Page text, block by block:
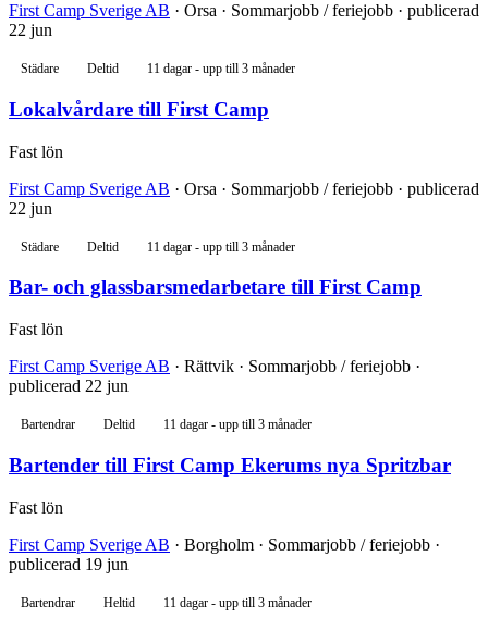
First Camp Sverige AB · Orsa · Sommarjobb / feriejobb · publicerad
22 jun
Städare Deltid 11 dagar - upp till 3 månader
Lokalvårdare till First Camp
Fast lön
First Camp Sverige AB · Orsa · Sommarjobb / feriejobb · publicerad
22 jun
Städare Deltid 11 dagar - upp till 3 månader
Bar- och glassbarsmedarbetare till First Camp
Fast lön
First Camp Sverige AB · Rättvik · Sommarjobb / feriejobb ·
publicerad 22 jun
Bartendrar Deltid 11 dagar - upp till 3 månader
Bartender till First Camp Ekerums nya Spritzbar
Fast lön
First Camp Sverige AB · Borgholm · Sommarjobb / feriejobb ·
publicerad 19 jun
Bartendrar Heltid 11 dagar - upp till 3 månader